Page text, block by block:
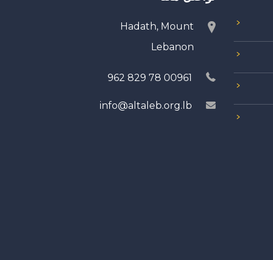
Hadath, Mount
Lebanon
00961 78 829 962
info@altaleb.org.lb